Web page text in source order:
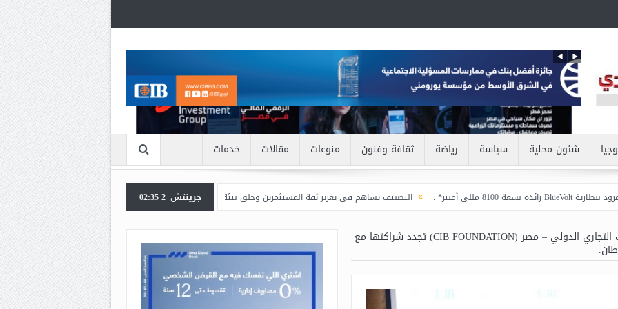
شئون محلية سياسة رياضة ثقافة وفنون منوعات مقالات خدمات
التصنيف يساهم في تعزيز ثقة المستثمرين وخلق بيئة أكثر جاذبية للاستثمارات الخضراء والمستدامة
محافظ البنك المركزي
جرينتش+2 02:35
مؤسسة البنك التجاري الدولي – مصر (CIB FOUNDATION) تجدد شراكتها مع